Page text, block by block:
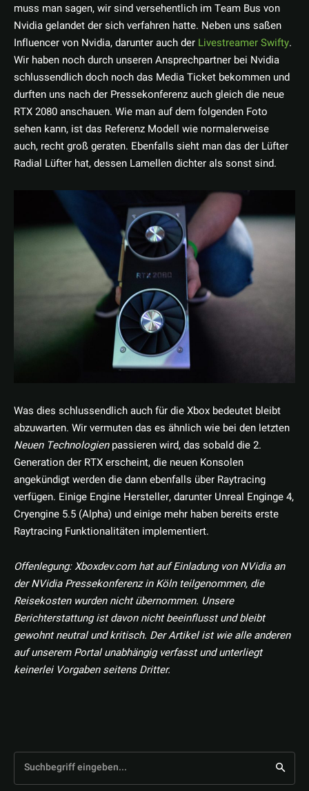
muss man sagen, wir sind versehentlich im Team Bus von
Nvidia gelandet der sich verfahren hatte. Neben uns saßen
Influencer von Nvidia, darunter auch der Livestreamer Swifty.
Wir haben noch durch unseren Ansprechpartner bei Nvidia
schlussendlich doch noch das Media Ticket bekommen und
durften uns nach der Pressekonferenz auch gleich die neue
RTX 2080 anschauen. Wie man auf dem folgenden Foto
sehen kann, ist das Referenz Modell wie normalerweise
auch, recht groß geraten. Ebenfalls sieht man das der Lüfter
Radial Lüfter hat, dessen Lamellen dichter als sonst sind.
Was dies schlussendlich auch für die Xbox bedeutet bleibt
abzuwarten. Wir vermuten das es ähnlich wie bei den letzten
Neuen Technologienpassieren wird, das sobald die 2.
Generation der RTX erscheint, die neuen Konsolen
angekündigt werden die dann ebenfalls über Raytracing
verfügen. Einige Engine Hersteller, darunter Unreal Enginge 4,
Cryengine 5.5 (Alpha) und einige mehr haben bereits erste
Raytracing Funktionalitäten implementiert.
Offenlegung: Xboxdev.com hat auf Einladung von NVidia an
der NVidia Pressekonferenz in Köln teilgenommen, die
Reisekosten wurden nicht übernommen. Unsere
Berichterstattung ist davon nicht beeinflusst und bleibt
gewohnt neutral und kritisch. Der Artikel ist wie alle anderen
auf unserem Portal unabhängig verfasst und unterliegt
keinerlei Vorgaben seitens Dritter.
Suchbegriff eingeben...